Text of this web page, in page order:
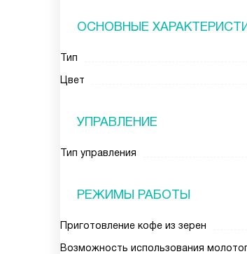
ОСНОВНЫЕ
Тип
Цвет
УПРАВЛЕНИЕ
Тип управления
РЕЖИМЫ РАБОТЫ
Приготовление кофе из зерен
Возможность использования